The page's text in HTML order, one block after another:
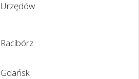
Urzędów
Racibórz
Gdańsk